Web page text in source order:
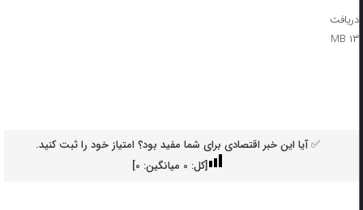
دریافت
۱۳ MB
✅ آیا این خبر اقتصادی برای شما مفید بود؟ امتیاز خود را ثبت کنید.
[کل: 0میانگین: 0
]